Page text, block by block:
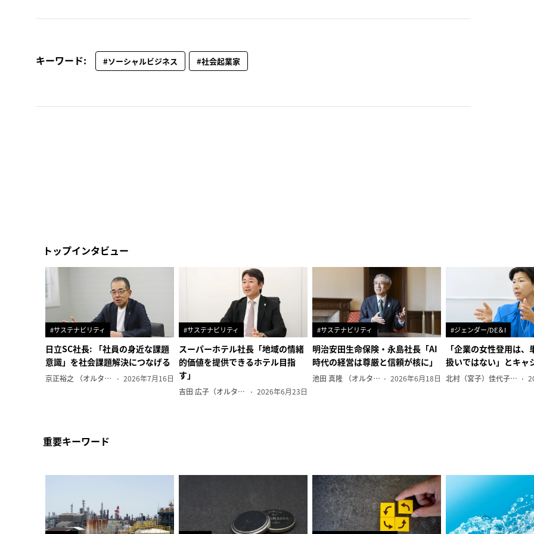
キーワード: #ソーシャルビジネス #社会起業家
トップインタビュー
#サステナビリティ
日立SC社長: 「社員の身近な課題
意識」を社会課題解決につなげる
京正裕之 （オルタナ副編集長） 2026年7月16日
#サステナビリティ
スーパーホテル社長「地域の情緒
的価値を提供できるホテル目指
す」
吉田 広子（オルタナ輪番編集長） 2026年6月23日
#サステナビリティ
明治安田生命保険・永島社長「AI
時代の経営は尊厳と信頼が核に」
池田 真隆 （オルタナ輪番編集長） 2026年6月18日
#ジェンダー/DE＆I
「企業の女性登用は、
扱いではない」とキャ
北村（宮子）佳代子（オルタナ輪番編集長）
重要キーワード